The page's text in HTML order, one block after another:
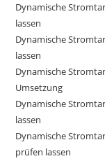
Dynamische
lassen
Dynamische
lassen
Dynamische
Umsetzung
Dynamische
lassen
Dynamische
prüfen lassen